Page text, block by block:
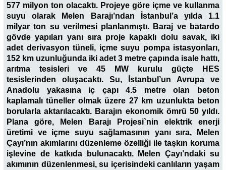
577 milyon ton olacaktı. Projeye göre içme ve kullanma
suyu olarak Melen Barajı’ndan İstanbul’a yılda 1.1
milyar ton su verilmesi planlanmıştı. Baraj ve batardo
gövde yapıları yanı sıra proje kapaklı dolu savak, iki
adet derivasyon tüneli, içme suyu pompa istasyonları,
152 km uzunluğunda iki adet 3 metre çapında isale hattı,
arıtma tesisleri ve 45 MW kurulu güçte HES
tesislerinden oluşacaktı. Su, İstanbul’un Avrupa ve
Anadolu yakasına iç çapı 4.5 metre olan beton
kaplamalı tüneller olmak üzere 27 km uzunlukta beton
borularla aktarılacaktı. Barajın ekonomik ömrü 50 yıldı.
Plana göre, Melen Barajı Projesi`nin elektrik enerji
üretimi ve içme suyu sağlamasının yanı sıra, Melen
Çayı’nın akımlarını düzenleme özelliği ile taşkın koruma
işlevine de katkıda bulunacaktı. Melen Çayı’ndaki su
akımının düzenlenmesi, su içerisindeki canlıların yaşam